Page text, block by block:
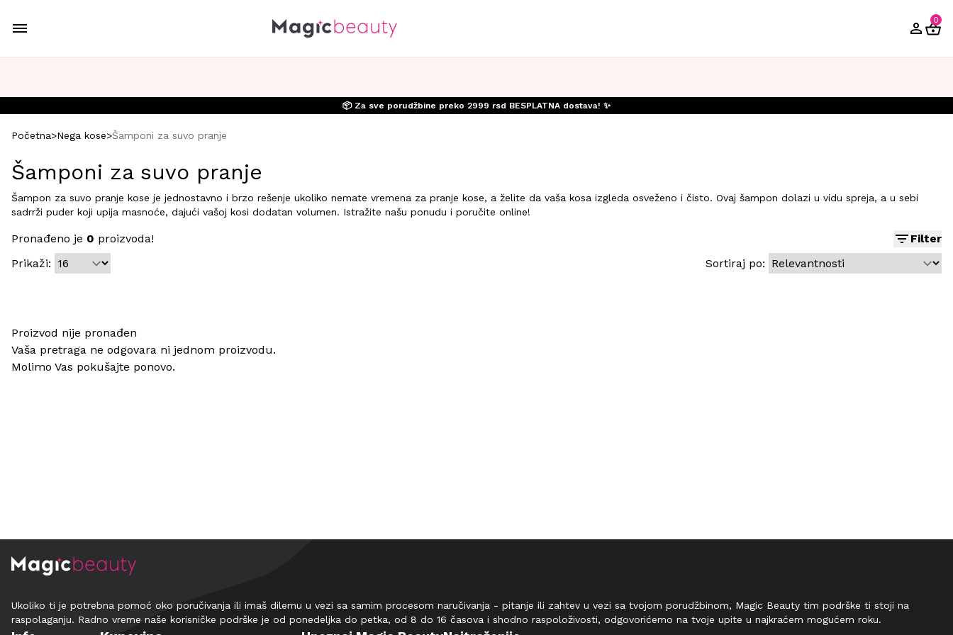
0
📦 Za sve porudžbine preko 2999 rsd BESPLATNA dostava! ✨
Početna>Nega kose>Šamponi za suvo pranje
Šamponi za suvo pranje
Šampon za suvo pranje kose je jednostavno i brzo rešenje ukoliko nemate vremena za pranje kose, a želite da vaša kosa izgleda osveženo i čisto. Ovaj šampon dolazi u vidu spreja, a u sebi
sadrrži puder koji upija masnoće, dajući vašoj kosi dodatan volumen. Istražite našu ponudu i poručite online!
Pronađeno je 0 proizvoda!
Filter
Prikaži:
Sortiraj po:
Proizvod nije pronađen
Vaša pretraga ne odgovara ni jednom proizvodu.
Molimo Vas pokušajte ponovo.
Ukoliko ti je potrebna pomoć oko poručivanja ili imaš dilemu u vezi sa samim procesom naručivanja - pitanje ili zahtev u vezi sa tvojom porudžbinom, Magic Beauty tim podrške ti stoji na
raspolaganju. Radno vreme naše korisničke podrške je od ponedeljka do petka, od 8 do 16 časova i shodno raspoloživosti, odgovorićemo na tvoje upite u najkraćem mogućem roku.